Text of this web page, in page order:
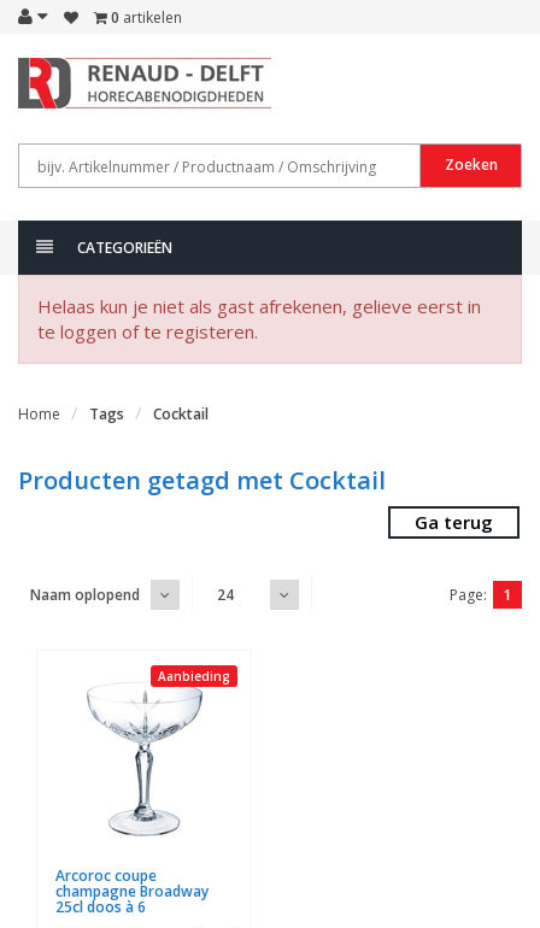
0 artikelen
Zoeken
CATEGORIEËN
Helaas kun je niet als gast afrekenen, gelieve eerst in
te loggen of te registeren.
Home Tags Cocktail
Producten getagd met Cocktail
Ga terug
Naam oplopend 24 Page: 1
Aanbieding
Arcoroc coupe
champagne Broadway
25cl doos à 6